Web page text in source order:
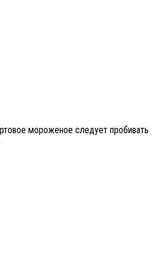
мороженое следует пробивать